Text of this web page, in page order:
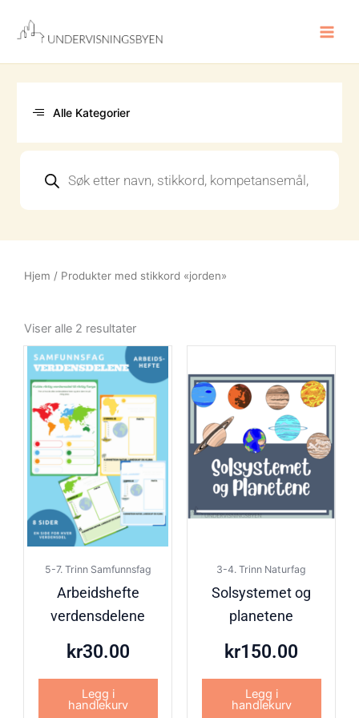
innholdet
Alle Kategorier
search
Hjem / Produkter med stikkord «jorden»
Viser alle 2 resultateretter
5-7. Trinn Samfunnsfag
Arbeidshefte
verdensdelene
kr30.00
Legg i
handlekurv
3-4. Trinn Naturfag
Solsystemet og
planetene
kr150.00
Legg i
handlekurv